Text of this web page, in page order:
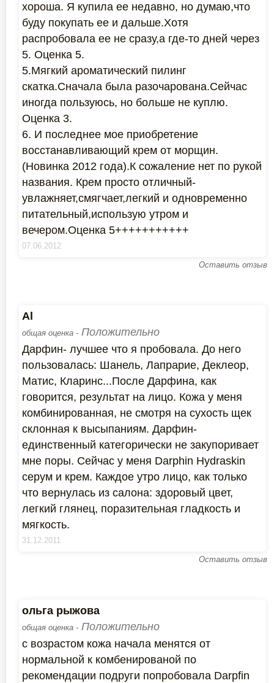
хороша. Я купила ее недавно, но думаю,что
буду покупать ее и дальше.Хотя
распробовала ее не сразу,а где-то дней через
5. Оценка 5.
5.Мягкий ароматический пилинг
скатка.Сначала была разочарована.Сейчас
иногда пользуюсь, но больше не куплю.
Оценка 3.
6. И последнее мое приобретение
восстанавливающий крем от морщин.
(Новинка 2012 года).К сожаление нет по рукой
названия. Крем просто отличный-
увлажняет,смягчает,легкий и одновременно
питательный,использую утром и
вечером.Оценка 5+++++++++++
07.06.2012
Оставить отзыв
Al
общая оценка - Положительно
Дарфин- лучшее что я пробовала. До него
пользовалась: Шанель, Лапрарие, Деклеор,
Матис, Кларинс...После Дарфина, как
говорится, результат на лицо. Кожа у меня
комбинированная, не смотря на сухость щек
склонная к высыпаниям. Дарфин-
единственный категорически не закупоривает
мне поры. Сейчас у меня Darphin Hydraskin
серум и крем. Каждое утро лицо, как только
что вернулась из салона: здоровый цвет,
легкий глянец, поразительная гладкость и
мягкость.
31.12.2011
Оставить отзыв
ольга рыжова
общая оценка - Положительно
с возрастом кожа начала менятся от
нормальной к комбенированой по
рекомендации подруги попробовала Darpfin